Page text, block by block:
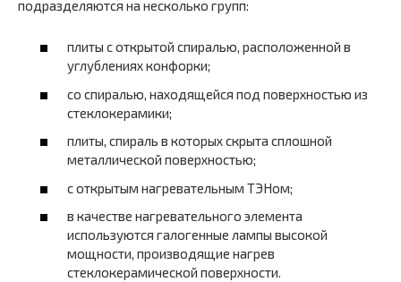
подразделяются на несколько групп:
плиты с открытой спиралью, расположенной в
углублениях конфорки;
со спиралью, находящейся под поверхностью из
стеклокерамики;
плиты, спираль в которых скрыта сплошной
металлической поверхностью;
с открытым нагревательным ТЭНом;
в качестве нагревательного элемента
используются галогенные лампы высокой
мощности, производящие нагрев
стеклокерамической поверхности.